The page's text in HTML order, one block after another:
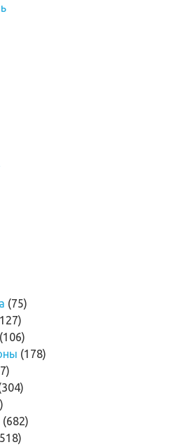
(75)
(106)
(178)
(682)